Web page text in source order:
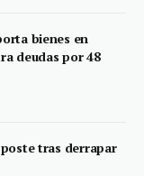
bienes en
deudas por 48
tras derrapar